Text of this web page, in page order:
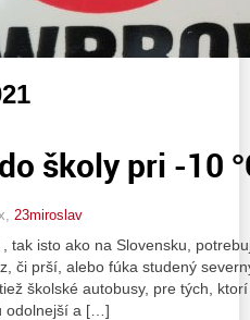
školy pri -10
23miroslav
tak isto ako na Slovensku,
či prší, alebo fúka studený
školské autobusy, pre tých,
odolnejší a […]